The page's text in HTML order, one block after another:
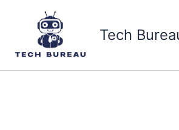
contenu
Tech